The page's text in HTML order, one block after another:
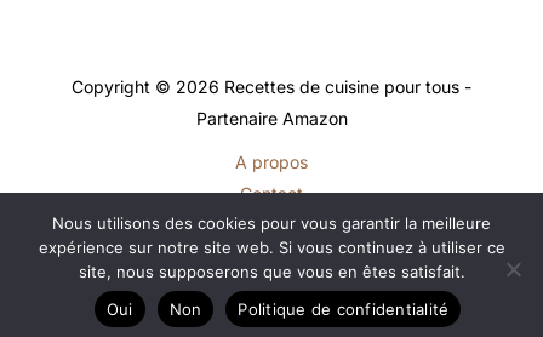
Copyright © 2026 Recettes de cuisine pour tous -
Partenaire Amazon
A propos
Contact
Plan du site
Mentions légales
Politique de confidentialité
Nous utilisons des cookies pour vous garantir la meilleure
expérience sur notre site web. Si vous continuez à utiliser ce
site, nous supposerons que vous en êtes satisfait.
Oui
Non Politique de confidentialité